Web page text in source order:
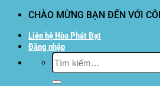
dung
CHÀO MỪNG BẠN ĐẾN VỚI
Liên hệ Hòa Phát Đạt
Đăng nhập
Tìm
kiếm: